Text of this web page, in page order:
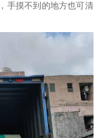
手摸不到的地方也可清